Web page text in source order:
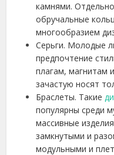
камнями.
обручальные
многообразием
Серьги. Молодые
предпочтение
плагам, магнитам
зачастую носят
Браслеты. Такие
популярны среди
массивные
замкнутыми и
модульными и